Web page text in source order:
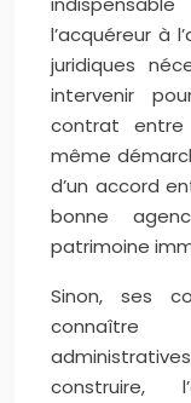
l’acquéreur à
juridiques
intervenir
contrat entre
même
d’un accord
bonne
patrimoine
Sinon, ses
connaître
construire,